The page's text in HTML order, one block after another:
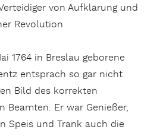
von Aufklärung und
Revolution
1764 in Breslau geborene
entsprach so gar nicht
Bild des korrekten
Beamten. Er war Genießer,
Speis und Trank auch die